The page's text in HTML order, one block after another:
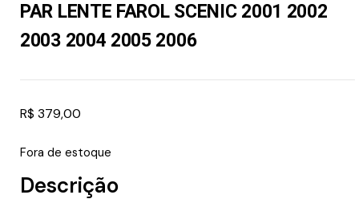
PAR LENTE FAROL SCENIC 2001 2002
2003 2004 2005 2006
R$ 379,00
Fora de estoque
Descrição